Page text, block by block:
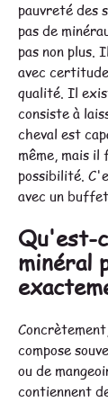
pauvreté des
pas de
pas non plus.
avec
qualité. Il
consiste à
cheval est
même, mais
possibilité.
avec un
Qu'est-
minéral
compose
ou de
contiennent